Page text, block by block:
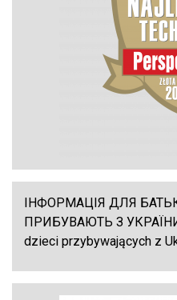
ІНФОРМАЦІЯ ДЛЯ
ПРИБУВАЮТЬ З
dzieci przybywających z